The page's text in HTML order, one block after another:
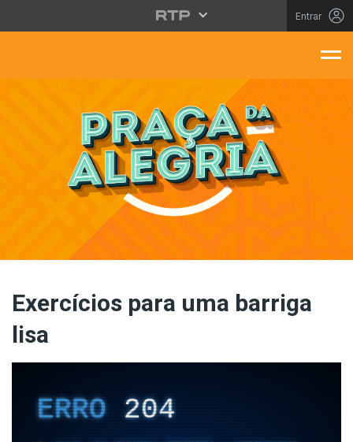
Saltar para o conteúdo principal
Entrar
Exercícios para uma barriga
lisa